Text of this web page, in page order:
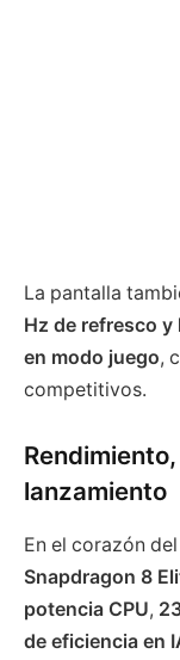
La pantalla
Hz de refresco
en modo juego,
competitivos.
lanzamiento
En el corazón
Snapdragon 8
potencia CPU,
de eficiencia en